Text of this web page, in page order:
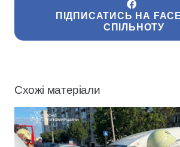
ПІДПИСАТИСЬ НА
СПІЛЬНОТУ
Схожі матеріали